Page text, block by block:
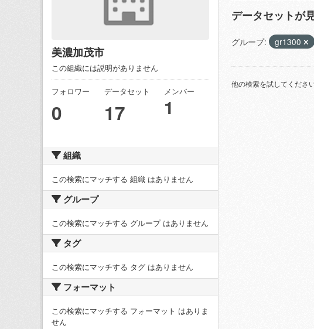
美濃加茂市
この組織には説明がありません
フォロワー
0
データセット
17
メンバー
1
組織
この検索にマッチする 組織 はありません
グループ
この検索にマッチする グループ はありません
タグ
この検索にマッチする タグ はありません
フォーマット
この検索にマッチする フォーマット はありま
せん
データセットが
グループ: gr1300
他の検索を試してください